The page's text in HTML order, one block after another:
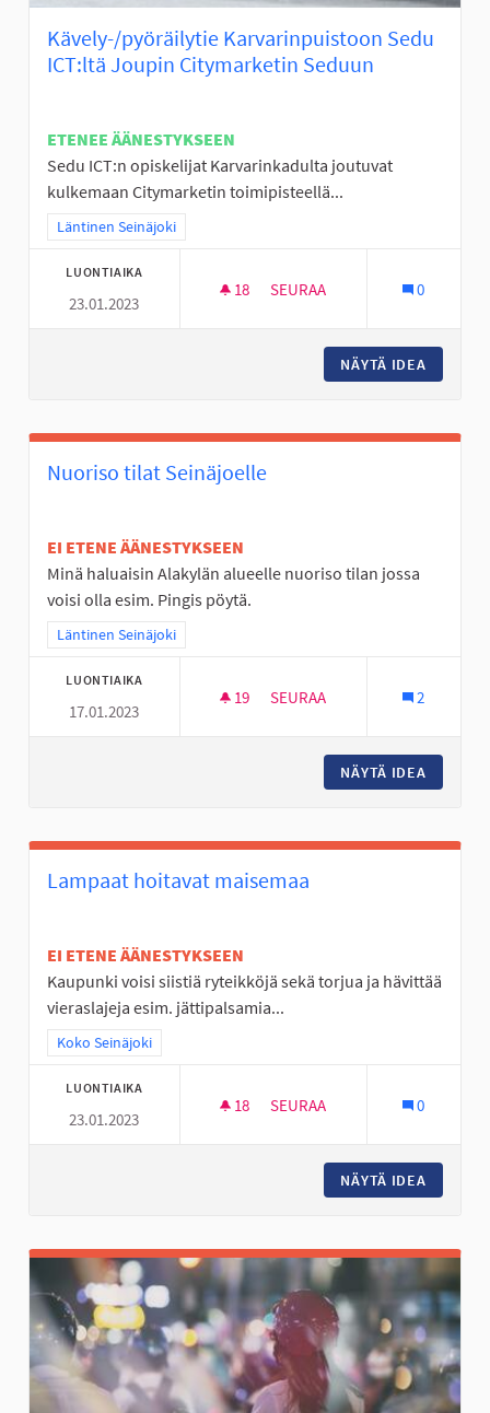
Kävely-/pyöräilytie Karvarinpuistoon Sedu
ICT:ltä Joupin Citymarketin Seduun
ETENEE ÄÄNESTYKSEEN
Sedu ICT:n opiskelijat Karvarinkadulta joutuvat
kulkemaan Citymarketin toimipisteellä...
Rajaa tulokset teeman mukaan: Läntinen Seinäjoki
Läntinen Seinäjoki
LUONTIAIKA
23.01.2023
18 18 SEURAAJAA
SEURAA 0
NÄYTÄ IDEA
Nuoriso tilat Seinäjoelle
EI ETENE ÄÄNESTYKSEEN
Minä haluaisin Alakylän alueelle nuoriso tilan jossa
voisi olla esim. Pingis pöytä.
Rajaa tulokset teeman mukaan: Läntinen Seinäjoki
Läntinen Seinäjoki
LUONTIAIKA
17.01.2023
19 19 SEURAAJAA
SEURAA 2
NÄYTÄ IDEA
Lampaat hoitavat maisemaa
EI ETENE ÄÄNESTYKSEEN
Kaupunki voisi siistiä ryteikköjä sekä torjua ja hävittää
vieraslajeja esim. jättipalsamia...
Rajaa tulokset teeman mukaan: Koko Seinäjoki
Koko Seinäjoki
LUONTIAIKA
23.01.2023
18 18 SEURAAJAA
SEURAA 0
NÄYTÄ IDEA